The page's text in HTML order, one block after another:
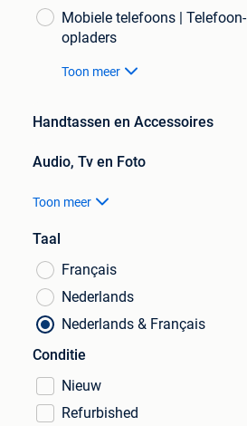
Mobiele telefoons | Telefoon-
opladers
Toon meer
Handtassen en Accessoires
Audio, Tv en Foto
Toon meer
Taal
Français
Nederlands
Nederlands & Français
Conditie
Nieuw
Refurbished